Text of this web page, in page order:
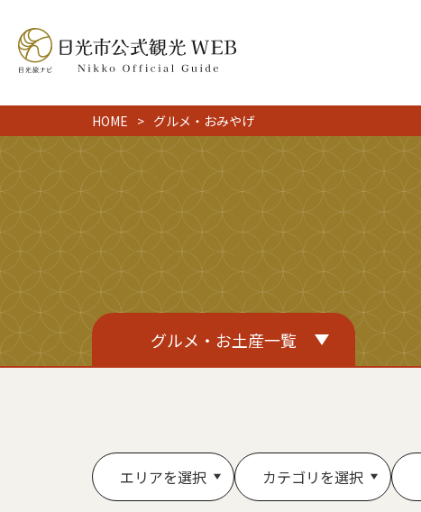
HOME グルメ・おみやげ
グルメ・お土産一覧
エリアを選択 カテゴリを選択